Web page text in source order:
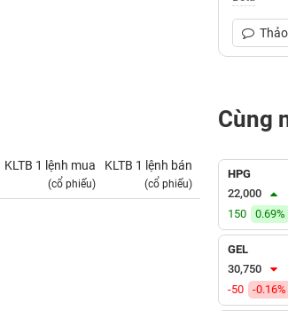
KLTB 1 lệnh mua
(cổ phiếu)
KLTB 1 lệnh bán
(cổ phiếu)
Cùng
HPG
22,000
150
0.69%
GEL
30,750
-50
-0.16%